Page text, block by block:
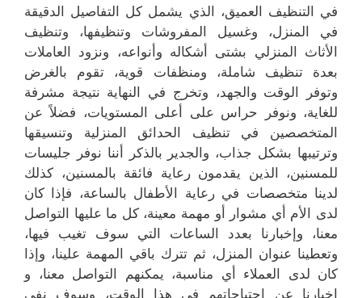
في التنظيف العميق، الذي يشمل كل التفاصيل الدقيقة
في المنزل، وغسيل المفروشات وتنظيفها، وتنظيف
الأثاث المنزلي بشتى أشكاله وأنواعه، ونزود العاملات
بعدة تنظيف شاملة، ومنظفات قوية، تقوم بالغرض
وتوفر الوقت والجهد، وتخرج في النهاية نتيجة مشرفة
للغاية، ونوفر حراس على أعلى المستويات، فضلاً عن
المتخصصين في تنظيف الحدائق المنزلية وتنسيقها
وترتيبها بشكل جذاب، والجدير بالذكر أننا نوفر جليسات
للمسنين، الذين يقدمون رعاية فائقة بالمسنين، كذلك
لدينا متخصصات في رعاية الأطفال بالساعة، فإذا كان
لدى الأم أي مشوار أو مهمة معينة، كل ما عليها التواصل
معنا، وإخبارنا بعدد الساعات التي سوف تغيب فيها،
وتعطينا عنوان المنزل، ثم تترك باقي المهمة علينا، وإذا
كان لدى العملاء أي مناسبة، يمكنهم التواصل معنا، و
إخبارنا عن احتياجاتهم في هذا الوقت، وسوف نفي